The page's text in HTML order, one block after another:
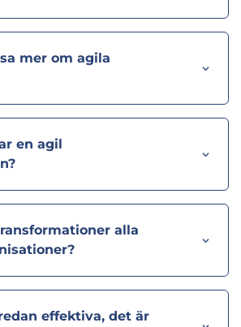
mer om agila
en agil
alla
effektiva, det är